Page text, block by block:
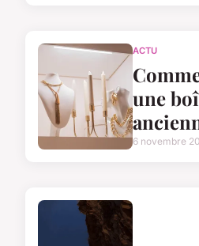
ACTU
une
6 novembre